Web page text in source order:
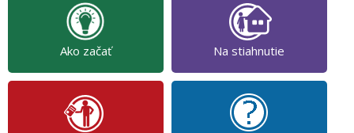
Ako začať Na stiahnutie